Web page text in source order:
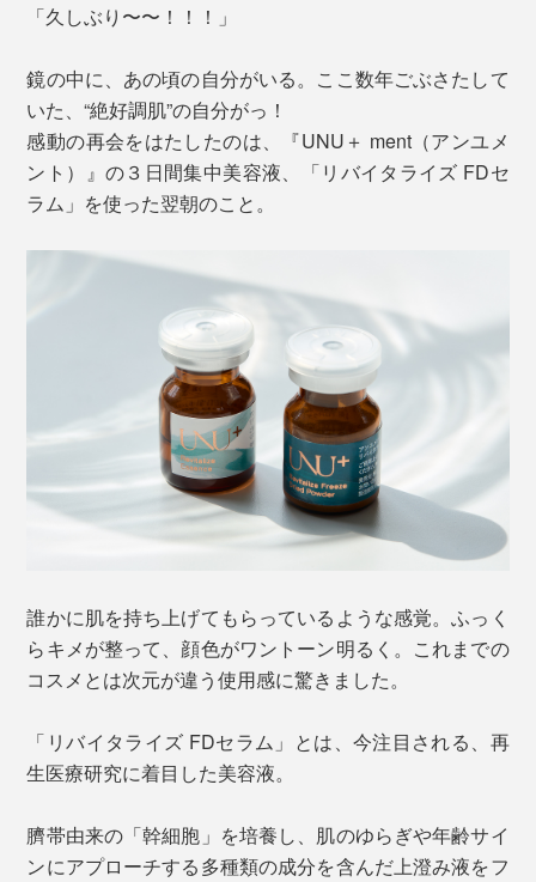
「久しぶり〜〜！！！」
鏡の中に、あの頃の自分がいる。ここ数年ごぶさたして
いた、“絶好調肌”の自分がっ！
感動の再会をはたしたのは、『UNU＋ ment（アンユメ
ント）』の３日間集中美容液、「リバイタライズ FDセ
ラム」を使った翌朝のこと。
誰かに肌を持ち上げてもらっているような感覚。ふっく
らキメが整って、顔色がワントーン明るく。これまでの
コスメとは次元が違う使用感に驚きました。
「リバイタライズ FDセラム」とは、今注目される、再
生医療研究に着目した美容液。
臍帯由来の「幹細胞」を培養し、肌のゆらぎや年齢サイ
ンにアプローチする多種類の成分を含んだ上澄み液をフ